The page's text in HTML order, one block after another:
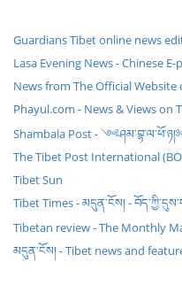
Guardians Tibet online news
Lasa Evening News - Chinese E-
News from The Official
Phayul.com - News & Views on
Shambala Post -
The Tibet Post International
Tibet Sun
Tibet Times - མདུན་ངོས། -
Tibetan review - The Monthly
མདུན་ངོས། - Tibet news and